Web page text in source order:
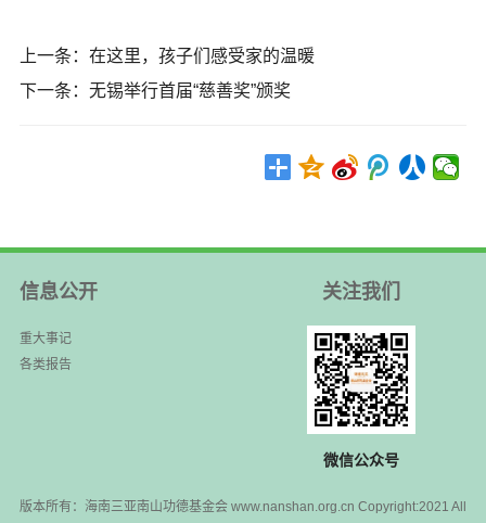
上一条： 在这里，孩子们感受家的温暖
下一条： 无锡举行首届“慈善奖”颁奖
信息公开
重大事记
各类报告
关注我们
微信公众号
版本所有：海南三亚南山功德基金会 www.nanshan.org.cn Copyright:2021 All